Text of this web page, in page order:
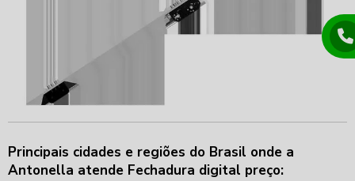
Principais cidades e regiões do Brasil onde a
Antonella atende Fechadura digital preço: